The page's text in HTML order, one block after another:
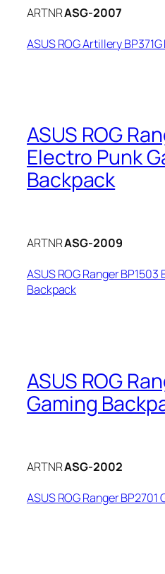
ARTNRASG-2007
ASUS ROG Artillery
ASUS ROG
Electro Punk
Backpack
ARTNRASG-2009
ASUS ROG Ranger
Backpack
ASUS ROG
Gaming
ARTNRASG-2002
ASUS ROG Ranger